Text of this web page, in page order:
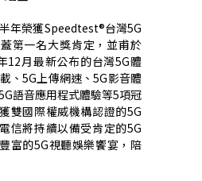
年榮獲Speedtest®台灣5G
第一名大獎肯定，並甫於
12月最新公布的台灣5G體
、5G上傳網速、5G影音體
語音應用程式體驗等5項冠
雙國際權威機構認證的5G
信將持續以備受肯定的5G
富的5G視聽娛樂饗宴，陪